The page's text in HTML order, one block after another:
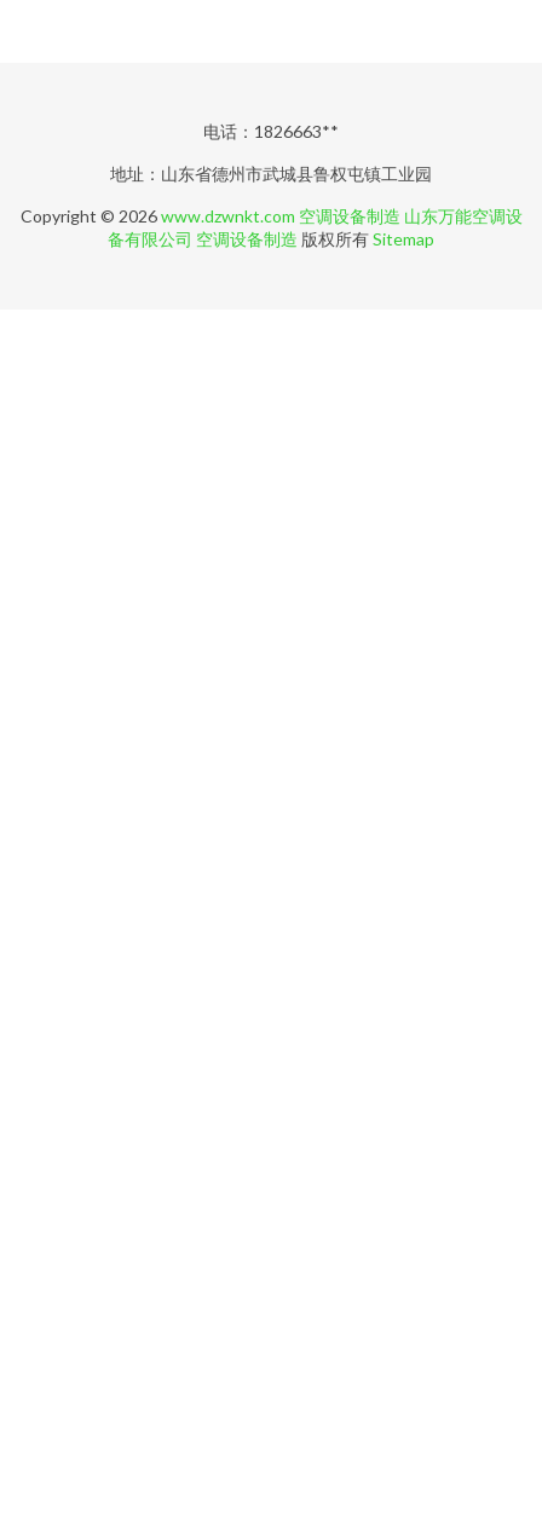
电话：1826663**
地址：山东省德州市武城县鲁权屯镇工业园
Copyright © 2026www.dzwnkt.com 空调设备制造 山东万能空调设
备有限公司 空调设备制造 版权所有Sitemap